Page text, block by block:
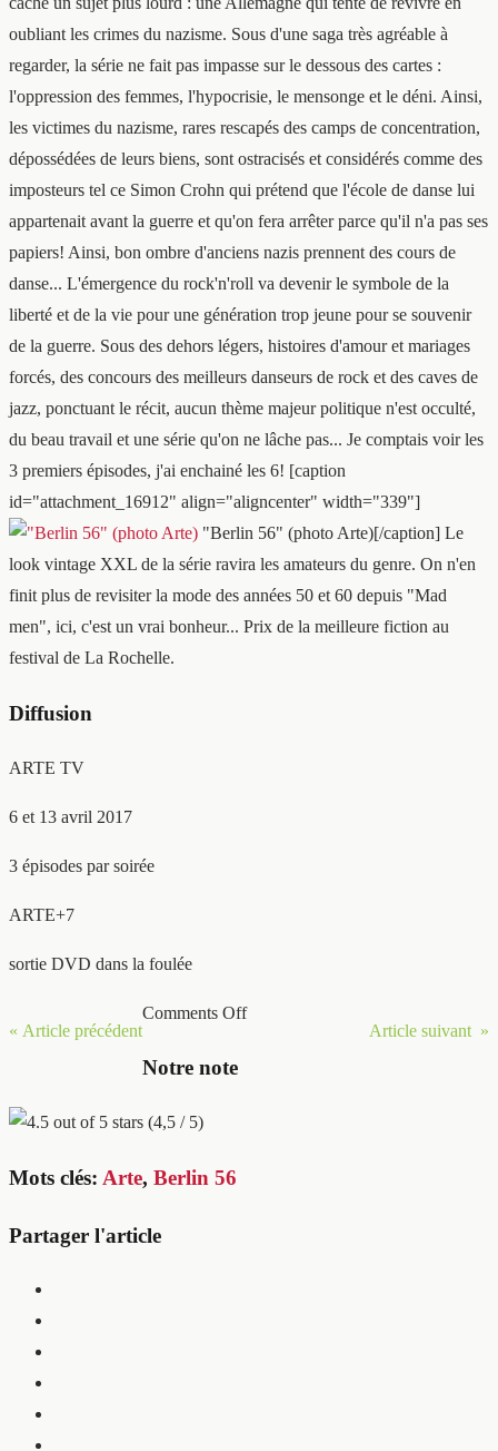
oubliant les crimes du nazisme. Sous d'une saga très agréable à
regarder, la série ne fait pas impasse sur le dessous des cartes :
l'oppression des femmes, l'hypocrisie, le mensonge et le déni. Ainsi,
les victimes du nazisme, rares rescapés des camps de concentration,
dépossédées de leurs biens, sont ostracisés et considérés comme des
imposteurs tel ce Simon Crohn qui prétend que l'école de danse lui
appartenait avant la guerre et qu'on fera arrêter parce qu'il n'a pas ses
papiers! Ainsi, bon ombre d'anciens nazis prennent des cours de
danse... L'émergence du rock'n'roll va devenir le symbole de la
liberté et de la vie pour une génération trop jeune pour se souvenir
de la guerre. Sous des dehors légers, histoires d'amour et mariages
forcés, des concours des meilleurs danseurs de rock et des caves de
jazz, ponctuant le récit, aucun thème majeur politique n'est occulté,
du beau travail et une série qu'on ne lâche pas... Je comptais voir les
3 premiers épisodes, j'ai enchainé les 6! [caption
id="attachment_16912" align="aligncenter" width="339"]
"Berlin 56" (photo Arte)[/caption] Le
look vintage XXL de la série ravira les amateurs du genre. On n'en
finit plus de revisiter la mode des années 50 et 60 depuis "Mad
men", ici, c'est un vrai bonheur... Prix de la meilleure fiction au
festival de La Rochelle.
Diffusion
ARTE TV
6 et 13 avril 2017
3 épisodes par soirée
ARTE+7
sortie DVD dans la foulée
« Article précédent Article suivant »
Comments Off
Notre note
(4,5 / 5)
Mots clés: Arte, Berlin 56
Partager l'article